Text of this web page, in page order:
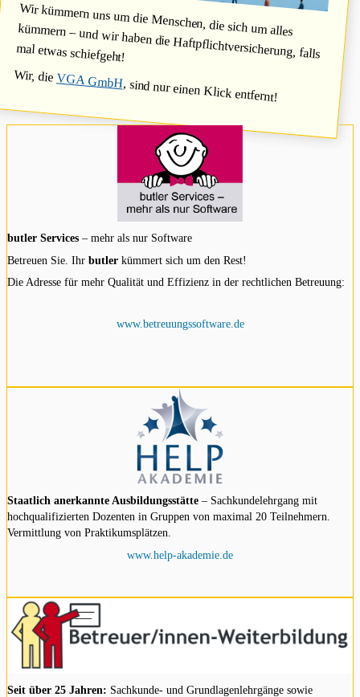
Wir kümmern uns um die Menschen, die sich um alles
kümmern – und wir haben die Haftpflichtversicherung, falls
mal etwas schiefgeht!
Wir, dieVGA GmbH, sind nur einen Klick entfernt!
butler Services – mehr als nur Software
Betreuen Sie. Ihr butler kümmert sich um den Rest!
Die Adresse für mehr Qualität und Effizienz in der rechtlichen Betreuung:
www.betreuungssoftware.de
Staatlich anerkannte Ausbildungsstätte – Sachkundelehrgang mit
hochqualifizierten Dozenten in Gruppen von maximal 20 Teilnehmern.
Vermittlung von Praktikumsplätzen.
www.help-akademie.de
Seit über 25 Jahren: Sachkunde- und Grundlagenlehrgänge sowie